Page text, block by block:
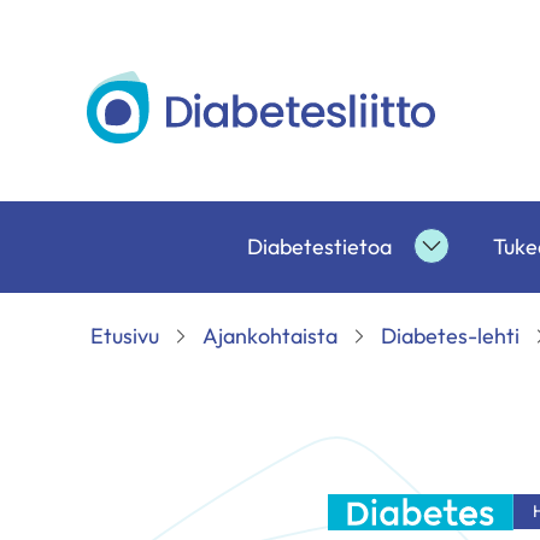
Diabetesliitto
Diabetestietoa
alasivut
Etusivu
Ajankohtaista Diabetes-lehti